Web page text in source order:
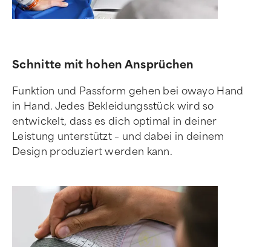
Schnitte mit hohen Ansprüchen
Funktion und Passform gehen bei owayo Hand
in Hand. Jedes Bekleidungsstück wird so
entwickelt, dass es dich optimal in deiner
Leistung unterstützt – und dabei in deinem
Design produziert werden kann.